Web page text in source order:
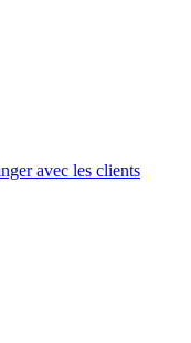
avec les clients